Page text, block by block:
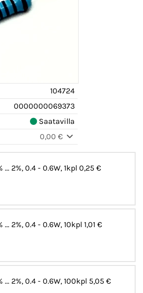
104724
0000000069373
Saatavilla
0,00 €
... 2%, 0.4 - 0.6W, 1kpl 0,25 €
... 2%, 0.4 - 0.6W, 10kpl 1,01 €
... 2%, 0.4 - 0.6W, 100kpl 5,05 €